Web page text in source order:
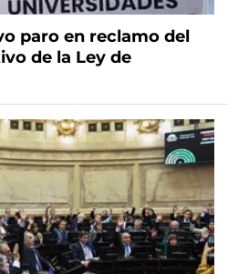
paro en reclamo del
de la Ley de